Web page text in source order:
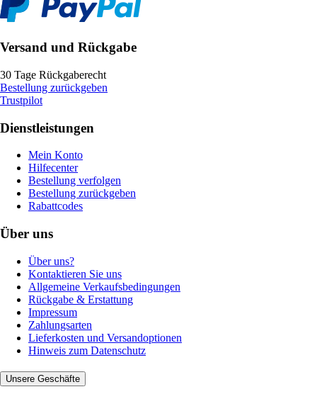
Versand und Rückgabe
30 Tage Rückgaberecht
Bestellung zurückgeben
Trustpilot
Dienstleistungen
Mein Konto
Hilfecenter
Bestellung verfolgen
Bestellung zurückgeben
Rabattcodes
Über uns
Über uns?
Kontaktieren Sie uns
Allgemeine Verkaufsbedingungen
Rückgabe & Erstattung
Impressum
Zahlungsarten
Lieferkosten und Versandoptionen
Hinweis zum Datenschutz
Unsere Geschäfte